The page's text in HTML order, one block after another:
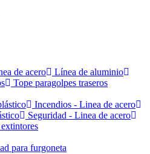
de acero
Línea de aluminio
Tope paragolpes traseros
Incendios - Linea de acero
Seguridad - Linea de acero
para furgoneta